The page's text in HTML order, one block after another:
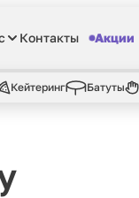
Контакты Акции
Кейтеринг Батуты